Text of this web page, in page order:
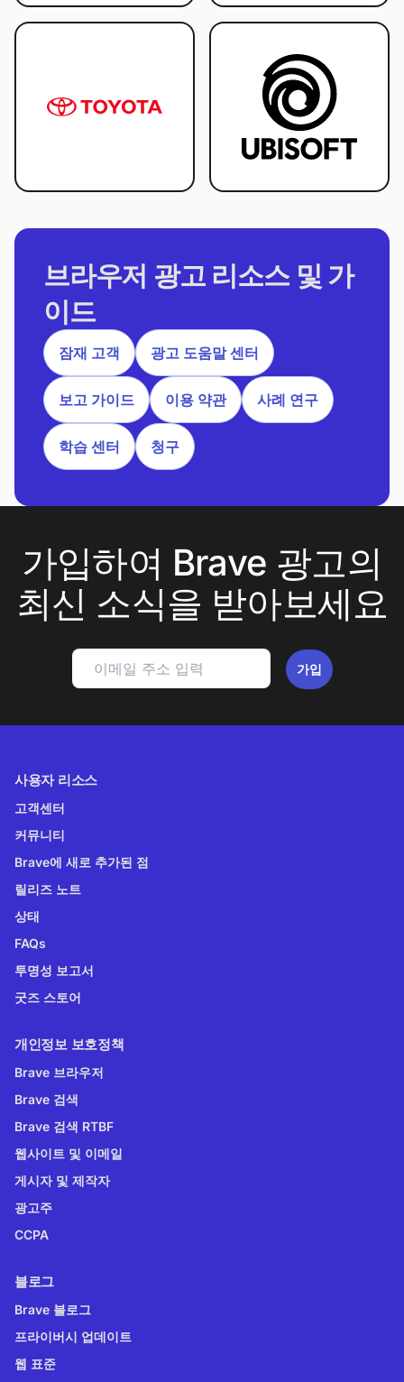
브라우저 광고 리소스 및 가
이드
잠재 고객 광고 도움말 센터
보고 가이드 이용 약관 사례 연구
학습 센터 청구
가입하여 Brave 광고의
최신 소식을 받아보세요
가입
사용자 리소스
고객센터
커뮤니티
Brave에 새로 추가된 점
릴리즈 노트
상태
FAQs
투명성 보고서
굿즈 스토어
개인정보 보호정책
Brave 브라우저
Brave 검색
Brave 검색 RTBF
웹사이트 및 이메일
게시자 및 제작자
광고주
CCPA
블로그
Brave 블로그
프라이버시 업데이트
웹 표준